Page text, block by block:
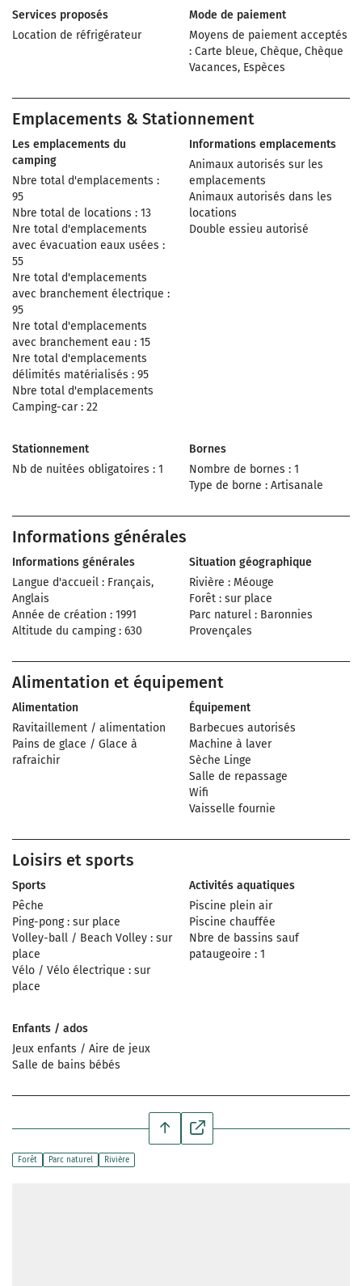
Services proposés
Location de réfrigérateur
Mode de paiement
Moyens de paiement acceptés
: Carte bleue, Chèque, Chèque
Vacances, Espèces
Emplacements & Stationnement
Les emplacements du
camping
Nbre total d'emplacements :
95
Nbre total de locations : 13
Nre total d'emplacements
avec évacuation eaux usées :
55
Nre total d'emplacements
avec branchement électrique :
95
Nre total d'emplacements
avec branchement eau : 15
Nre total d'emplacements
délimités matérialisés : 95
Nbre total d'emplacements
Camping-car : 22
Informations emplacements
Animaux autorisés sur les
emplacements
Animaux autorisés dans les
locations
Double essieu autorisé
Stationnement
Nb de nuitées obligatoires : 1
Bornes
Nombre de bornes : 1
Type de borne : Artisanale
Informations générales
Informations générales
Langue d'accueil : Français,
Anglais
Année de création : 1991
Altitude du camping : 630
Situation géographique
Rivière : Méouge
Forêt : sur place
Parc naturel : Baronnies
Provençales
Alimentation et équipement
Alimentation
Ravitaillement / alimentation
Pains de glace / Glace à
rafraichir
Équipement
Barbecues autorisés
Machine à laver
Sèche Linge
Salle de repassage
Wifi
Vaisselle fournie
Loisirs et sports
Sports
Pêche
Ping-pong : sur place
Volley-ball / Beach Volley : sur
place
Vélo / Vélo électrique : sur
place
Activités aquatiques
Piscine plein air
Piscine chauffée
Nbre de bassins sauf
pataugeoire : 1
Enfants / ados
Jeux enfants / Aire de jeux
Salle de bains bébés
Forêt Parc naturel Rivière